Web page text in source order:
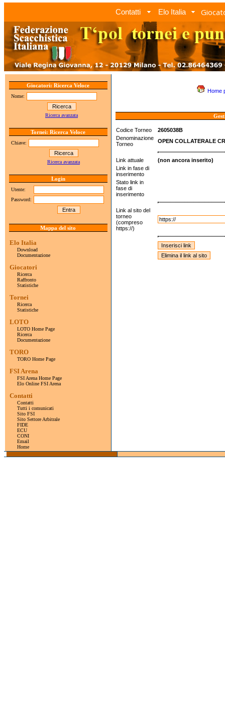
Contatti Elo Italia
Giocatori: Ricerca Veloce
Nome:
Ricerca avanzata
Tornei: Ricerca Veloce
Chiave:
Ricerca avanzata
Login
Utente:
Password:
Mappa del sito
Elo Italia
Download
Documentazione
Giocatori
Ricerca
Raffronto
Statistiche
Tornei
Ricerca
Statistiche
LOTO
LOTO Home Page
Ricerca
Documentazione
TORO
TORO Home Page
FSI Arena
FSI Arena Home Page
Elo Online FSI Arena
Contatti
Contatti
Tutti i comunicati
Sito FSI
Sito Settore Arbitrale
FIDE
ECU
CONI
Email
Home
Home
Codice Torneo
2605038B
Denominazione
Torneo
OPEN COLLATERALE
Link attuale
(non ancora inserito)
Link in fase di
inserimento
Stato link in
fase di
inserimento
Link al sito del
torneo
(compreso
https://)